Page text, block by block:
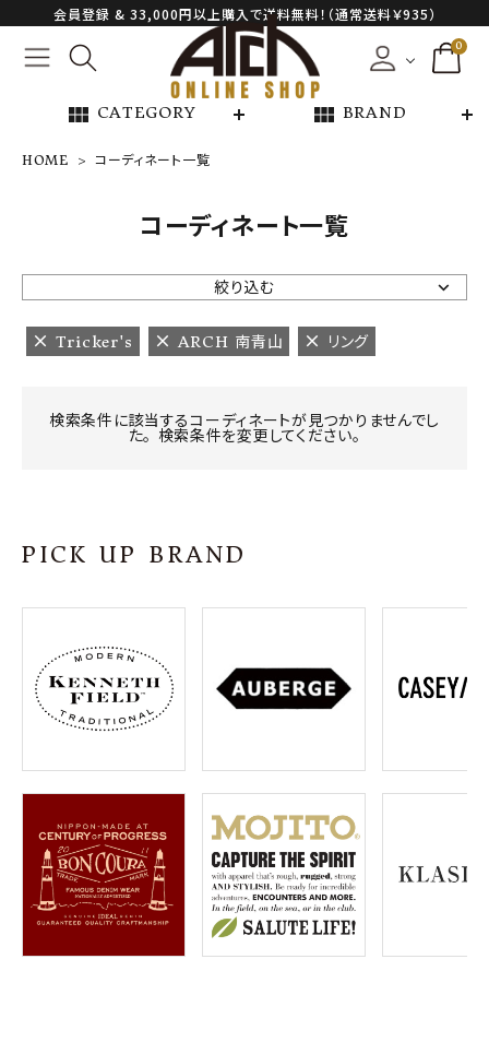
会員登録 & 33,000円以上購入で送料無料！（通常送料￥935）
0
view_module CATEGORY view_module BRAND
NEW ARRIVAL
ARCH EXCLUSIVE
BRAND
INFORMATION
ご利用ガイド
プライバシーポリシー
特定商取引法について
お問い合わせ
OFFICIAL WEB SITE
ACCOUNT MENU
ようこそ ゲスト 様
meeting_room ログイン 会員登録
HOME コーディネート一覧
コーディネート一覧
絞り込む
Tricker's ARCH 南青山 リング
検索条件に該当するコーディネートが見つかりませんでし
た。 検索条件を変更してください。
PICK UP BRAND